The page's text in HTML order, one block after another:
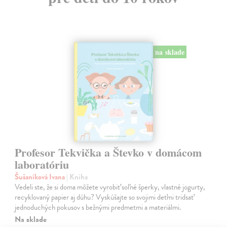
na sklade
Profesor Tekvička a Števko v domácom
laboratóriu
Šušaníková Ivana| Kniha
Vedeli ste, že si doma môžete vyrobiť soľné šperky, vlastné jogurty,
recyklovaný papier aj dúhu? Vyskúšajte so svojimi deťmi tridsať
jednoduchých pokusov s bežnými predmetmi a materiálmi.
Na sklade